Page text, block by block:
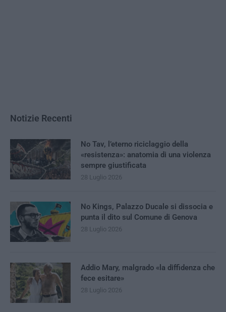
Notizie Recenti
No Tav, l’eterno riciclaggio della
«resistenza»: anatomia di una violenza
sempre giustificata
28 Luglio 2026
No Kings, Palazzo Ducale si dissocia e
punta il dito sul Comune di Genova
28 Luglio 2026
Addio Mary, malgrado «la diffidenza che
fece esitare»
28 Luglio 2026